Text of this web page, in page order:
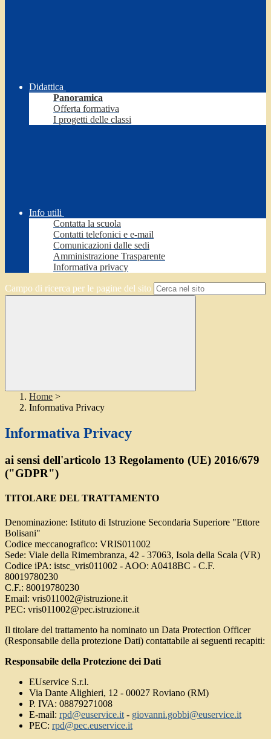
Didattica
Panoramica
Offerta formativa
I progetti delle classi
Info utili
Contatta la scuola
Contatti telefonici e e-mail
Comunicazioni dalle sedi
Amministrazione Trasparente
Informativa privacy
Campo di ricerca per le pagine del sito
Home >
Informativa Privacy
Informativa Privacy
ai sensi dell'articolo 13 Regolamento (UE) 2016/679
("GDPR")
TITOLARE DEL TRATTAMENTO
Denominazione: Istituto di Istruzione Secondaria Superiore "Ettore
Bolisani"
Codice meccanografico: VRIS011002
Sede: Viale della Rimembranza, 42 - 37063, Isola della Scala (VR)
Codice iPA: istsc_vris011002 - AOO: A0418BC - C.F.
80019780230
C.F.: 80019780230
Email: vris011002@istruzione.it
PEC: vris011002@pec.istruzione.it
Il titolare del trattamento ha nominato un Data Protection Officer
(Responsabile della protezione Dati) contattabile ai seguenti recapiti:
Responsabile della Protezione dei Dati
EUservice S.r.l.
Via Dante Alighieri, 12 - 00027 Roviano (RM)
P. IVA: 08879271008
E-mail: rpd@euservice.it - giovanni.gobbi@euservice.it
PEC: rpd@pec.euservice.it